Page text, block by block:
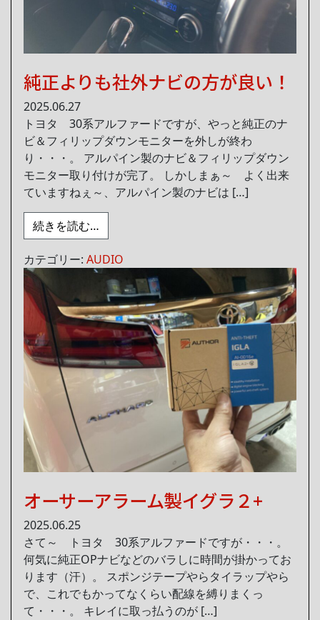
純正よりも社外ナビの方が良い！
2025.06.27
トヨタ 30系アルファードですが、やっと純正のナ
ビ＆フィリップダウンモニターを外しが終わ
り・・・。 アルパイン製のナビ＆フィリップダウン
モニター取り付けが完了。 しかしまぁ～ よく出来
ていますねぇ～、アルパイン製のナビは […]
続きを読む…
カテゴリー: AUDIO
オーサーアラーム製イグラ２+
2025.06.25
さて～ トヨタ 30系アルファードですが・・・。
何気に純正OPナビなどのバラしに時間が掛かってお
ります（汗）。 スポンジテープやらタイラップやら
で、これでもかってなくらい配線を縛りまくっ
て・・・。 キレイに取っ払うのが […]